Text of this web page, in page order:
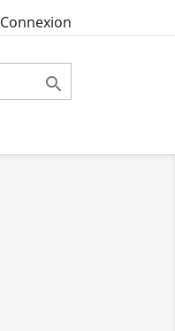
Connexion
